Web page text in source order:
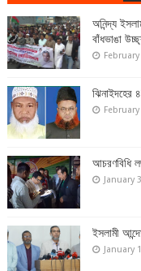
অনিন্দ্য
বাঁধভাঙা
ঝিনাইদহের
আচরণবিধি
January
ইসলামী
January